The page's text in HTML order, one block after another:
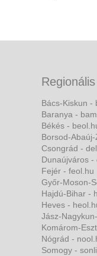
Bács-Kiskun -
Baranya -
Békés -
Borsod-
Csongrád -
Dunaújváros -
Fejér - feol.hu
Győr-Moson-
Hajdú-Bihar -
Heves -
Jász-
Komárom-
Nógrád -
Somogy -